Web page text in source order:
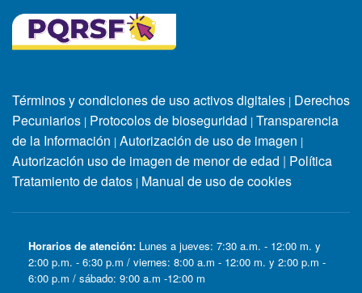
Términos y condiciones de uso activos digitales | Derechos
Pecuniarios | Protocolos de bioseguridad | Transparencia
de la Información | Autorización de uso de imagen |
Autorización uso de imagen de menor de edad | Política
Tratamiento de datos | Manual de uso de cookies
Horarios de atención: Lunes a jueves: 7:30 a.m. - 12:00 m. y
2:00 p.m. - 6:30 p.m / viernes: 8:00 a.m - 12:00 m. y 2:00 p.m -
6:00 p.m / sábado: 9:00 a.m -12:00 m